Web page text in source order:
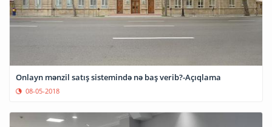
Onlayn mənzil satış sistemində nə baş verib?-Açıqlama
08-05-2018